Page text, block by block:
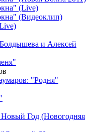
(Live)
(Видеоклип)
и Алексей
"Родня"
Год (Новогодняя